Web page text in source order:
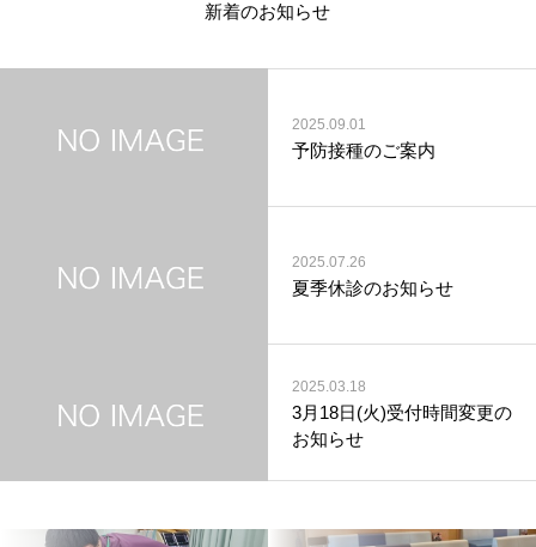
新着のお知らせ
2025.09.01
予防接種のご案内
2025.07.26
夏季休診のお知らせ
2025.03.18
3月18日(火)受付時間変更の
お知らせ